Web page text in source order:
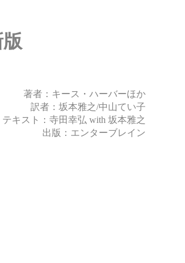
著者：キース・ハーバーほか
訳者：坂本雅之/中山てい子
キスト：寺田幸弘 with 坂本雅之
出版：エンターブレイン